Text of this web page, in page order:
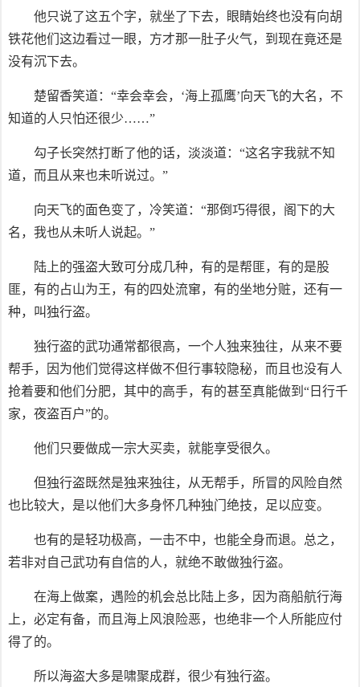
他只说了这五个字，就坐了下去，眼睛始终也没有向胡
铁花他们这边看过一眼，方才那一肚子火气，到现在竟还是
没有沉下去。
楚留香笑道：“幸会幸会，‘海上孤鹰’向天飞的大名，不
知道的人只怕还很少……”
勾子长突然打断了他的话，淡淡道：“这名字我就不知
道，而且从来也未听说过。”
向天飞的面色变了，冷笑道：“那倒巧得很，阁下的大
名，我也从未听人说起。”
陆上的强盗大致可分成几种，有的是帮匪，有的是股
匪，有的占山为王，有的四处流窜，有的坐地分赃，还有一
种，叫独行盗。
独行盗的武功通常都很高，一个人独来独往，从来不要
帮手，因为他们觉得这样做不但行事较隐秘，而且也没有人
抢着要和他们分肥，其中的高手，有的甚至真能做到“日行千
家，夜盗百户”的。
他们只要做成一宗大买卖，就能享受很久。
但独行盗既然是独来独往，从无帮手，所冒的风险自然
也比较大，是以他们大多身怀几种独门绝技，足以应变。
也有的是轻功极高，一击不中，也能全身而退。总之，
若非对自己武功有自信的人，就绝不敢做独行盗。
在海上做案，遇险的机会总比陆上多，因为商船航行海
上，必定有备，而且海上风浪险恶，也绝非一个人所能应付
得了的。
所以海盗大多是啸聚成群，很少有独行盗。